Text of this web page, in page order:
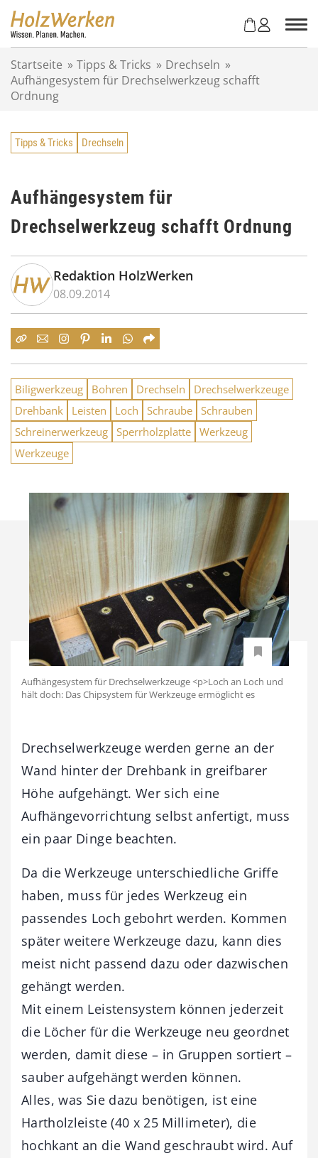
Startseite » Tipps & Tricks » Drechseln »
Aufhängesystem für Drechselwerkzeug schafft
Ordnung
Tipps & Tricks Drechseln
Aufhängesystem für
Drechselwerkzeug schafft Ordnung
Redaktion HolzWerken
08.09.2014
Biligwerkzeug Bohren Drechseln
Drechselwerkzeuge
Drehbank
Leisten Loch Schraube Schrauben
Schreinerwerkzeug Sperrholzplatte Werkzeug
Werkzeuge
Aufhängesystem für Drechselwerkzeuge <p>Loch an Loch und
hält doch: Das Chipsystem für Werkzeuge ermöglicht es
Drechselwerkzeuge werden gerne an der
Wand hinter der Drehbank in greifbarer
Höhe aufgehängt. Wer sich eine
Aufhängevorrichtung selbst anfertigt, muss
ein paar Dinge beachten.
Da die Werkzeuge unterschiedliche Griffe
haben, muss für jedes Werkzeug ein
passendes Loch gebohrt werden. Kommen
später weitere Werkzeuge dazu, kann dies
meist nicht passend dazu oder dazwischen
gehängt werden.
Mit einem Leistensystem können jederzeit
die Löcher für die Werkzeuge neu geordnet
werden, damit diese – in Gruppen sortiert –
sauber aufgehängt werden können.
Alles, was Sie dazu benötigen, ist eine
Hartholzleiste (40 x 25 Millimeter), die
hochkant an die Wand geschraubt wird. Auf